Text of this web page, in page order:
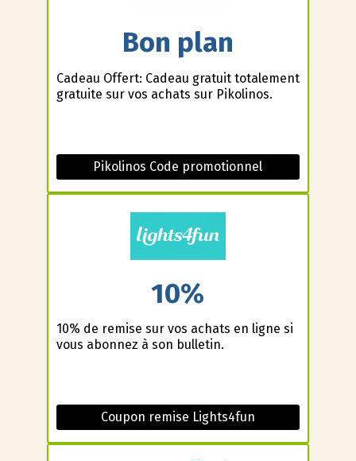
Bon plan
Cadeau Offert: Cadeau gratuit totalement
gratuite sur vos achats sur Pikolinos.
Pikolinos Code promotionnel
10%
10% de remise sur vos achats en ligne si
vous abonnez à son bulletin.
Coupon remise Lights4fun